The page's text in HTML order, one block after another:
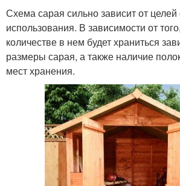
Схема сарая сильно зависит от целей
использования. В зависимости от
количестве в нем будет храниться
размеры сарая, а также наличие
мест хранения.